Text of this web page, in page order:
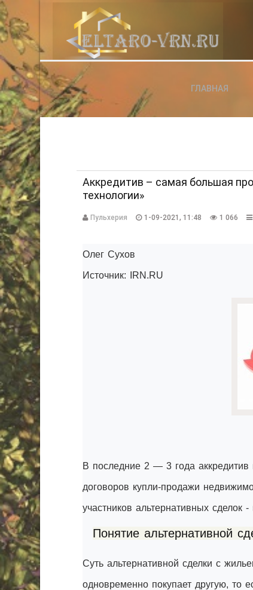
АВТОРИЗАЦИЯ НА САЙТЕ
Чужой компьютер Забыли
ГЛАВНАЯ
Аккредитив – самая большая
технологии»
Пульхерия 1-09-2021, 11:48 1 066
Олег Сухов
Источник: IRN.RU
В последние 2 — 3 года аккредитив
договоров купли-продажи
участников альтернативных сделок
Понятие альтернативной
Суть альтернативной сделки с
одновременно покупает другую, то